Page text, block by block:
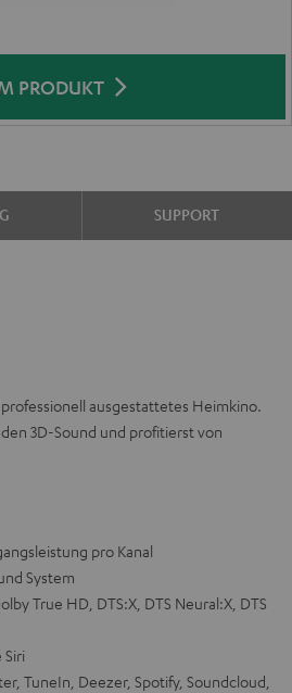
PRODUKT
SUPPORT
ausgestattetes Heimkino.
3D-Sound und profitierst von
pro Kanal
System
True HD, DTS:X, DTS Neural:X, DTS
TuneIn, Deezer, Spotify, Soundcloud,